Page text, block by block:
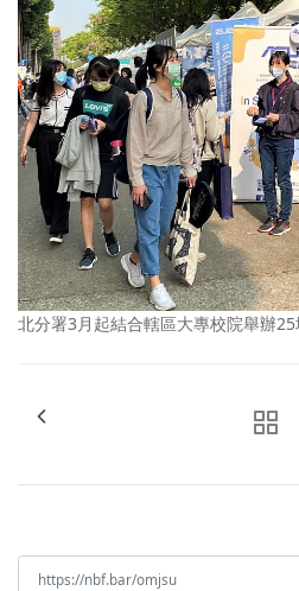
北分署3月起結合轄區大專校院舉辦